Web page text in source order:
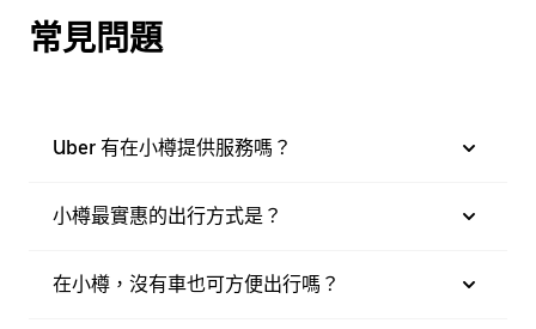
常見問題
Uber 有在小樽提供服務嗎？
小樽最實惠的出行方式是？
在小樽，沒有車也可方便出行嗎？